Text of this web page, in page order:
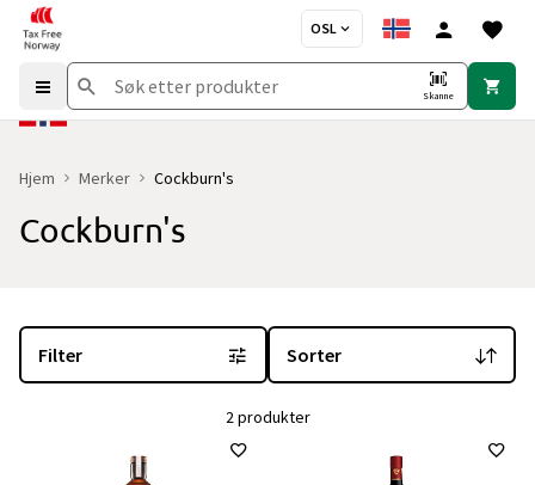
OSL
Skanne
Hjem Merker Cockburn's
Cockburn's
Filter Sorter
2 produkter